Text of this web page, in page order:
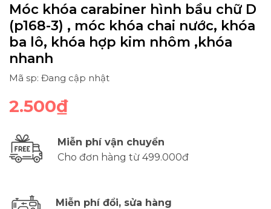
Móc khóa carabiner hình bầu chữ D
(p168-3) , móc khóa chai nước, khóa
ba lô, khóa hợp kim nhôm ,khóa
nhanh
Mã sp: Đang cập nhật
2.500₫
Miễn phí vận chuyển
Cho đơn hàng từ 499.000đ
Miễn phí đổi, sửa hàng